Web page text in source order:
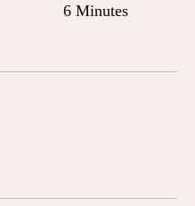
6 Minutes